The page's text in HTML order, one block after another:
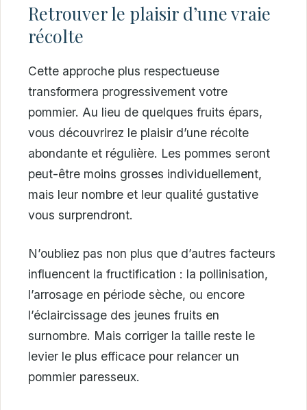
Retrouver le plaisir d’une vraie
récolte
Cette approche plus respectueuse
transformera progressivement votre
pommier. Au lieu de quelques fruits épars,
vous découvrirez le plaisir d’une récolte
abondante et régulière. Les pommes seront
peut-être moins grosses individuellement,
mais leur nombre et leur qualité gustative
vous surprendront.
N’oubliez pas non plus que d’autres facteurs
influencent la fructification : la pollinisation,
l’arrosage en période sèche, ou encore
l’éclaircissage des jeunes fruits en
surnombre. Mais corriger la taille reste le
levier le plus efficace pour relancer un
pommier paresseux.